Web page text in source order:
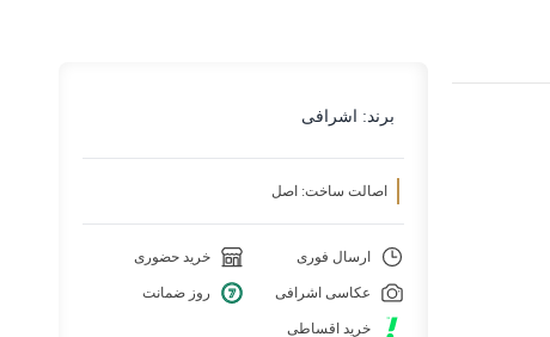
برند: اشرافی
اصالت ساخت: اصل
ارسال فوری خرید حضوری
عکاسی اشرافی روز ضمانت
خرید اقساطی